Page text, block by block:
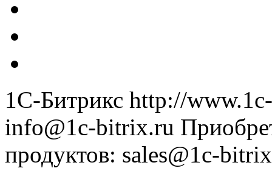
1С-Битрикс http://
info@1c-bitrix.ru
продуктов: sales@1c-